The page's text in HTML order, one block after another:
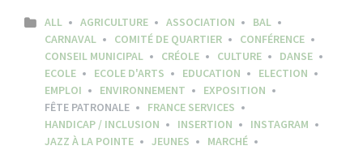
ALL AGRICULTURE ASSOCIATION
BAL
CARNAVAL
COMITÉ DE QUARTIER
CONFÉRENCE
CONSEIL MUNICIPAL
CRÉOLE CULTURE
DANSE
ECOLE
ECOLE D'ARTS EDUCATION
ELECTION
EMPLOI
ENVIRONNEMENT
EXPOSITION
FÊTE PATRONALE
FRANCE SERVICES
HANDICAP / INCLUSION
INSERTION
INSTAGRAM
JAZZ À LA POINTE
JEUNES
MARCHÉ